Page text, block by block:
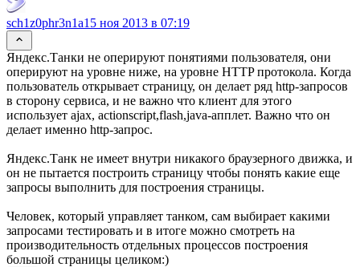
sch1z0phr3n1a15 ноя 2013 в 07:19
Яндекс.Танки не оперируют понятиями пользователя, они
оперируют на уровне ниже, на уровне HTTP протокола. Когда
пользователь открывает страницу, он делает ряд http-запросов
в сторону сервиса, и не важно что клиент для этого
использует ajax, actionscript,flash,java-апплет. Важно что он
делает именно http-запрос.
Яндекс.Танк не имеет внутри никакого браузерного движка, и
он не пытается построить страницу чтобы понять какие еще
запросы выполнить для построения страницы.
Человек, который управляет танком, сам выбирает какими
запросами тестировать и в итоге можно смотреть на
производительность отдельных процессов построения
большой страницы целиком:)